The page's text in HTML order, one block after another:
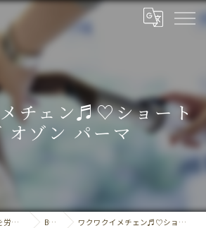
チェン♬︎♡ショート
オゾン パーマ
東海市の美容室は髪を労る美容室・カナリア BLOG ワクワクイメチェン♬︎♡ショートボブ オゾン パーマ